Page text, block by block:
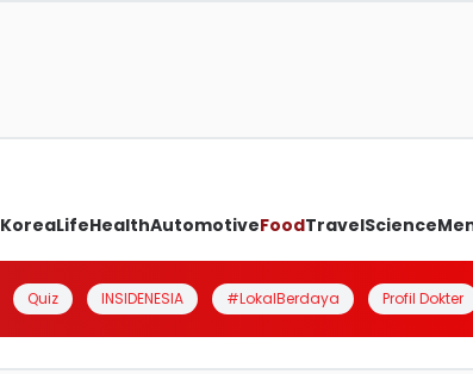
KoreaLifeHealthAutomotiveFoodTravelScience
Quiz INSIDENESIA #LokalBerdaya Profil Dokter